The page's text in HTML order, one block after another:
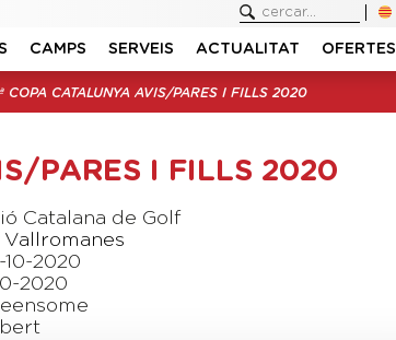
CAMPS SERVEIS ACTUALITAT OFERTES
COPA CATALUNYA AVIS/PARES I FILLS 2020
PARES I FILLS 2020
Catalana de Golf
10-2020
2020